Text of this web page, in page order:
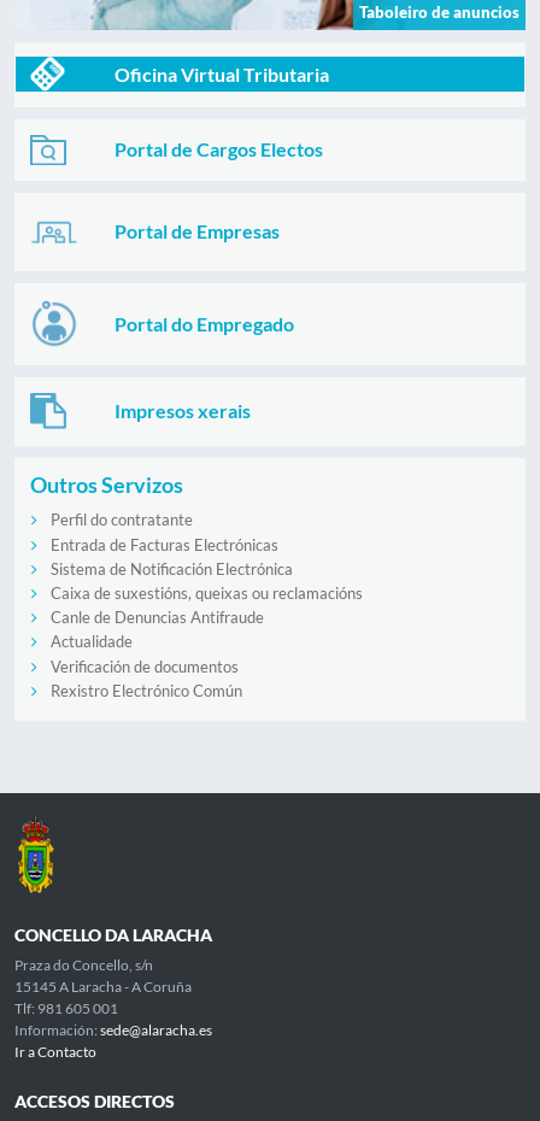
Taboleiro de anuncios
Oficina Virtual Tributaria
Portal de Cargos Electos
Portal de Empresas
Portal do Empregado
Impresos xerais
Outros Servizos
Perfil do contratante
Entrada de Facturas Electrónicas
Sistema de Notificación Electrónica
Caixa de suxestións, queixas ou reclamacións
Canle de Denuncias Antifraude
Actualidade
Verificación de documentos
Rexistro Electrónico Común
CONCELLO DA LARACHA
Praza do Concello, s/n
15145 A Laracha - A Coruña
Tlf: 981 605 001
Información: sede@alaracha.es
Ir a Contacto
ACCESOS DIRECTOS